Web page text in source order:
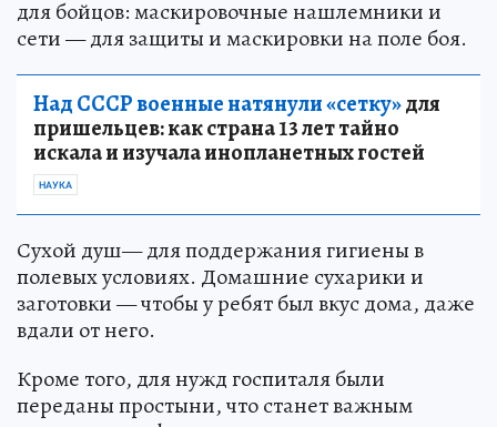
для бойцов: маскировочные нашлемники и
сети — для защиты и маскировки на поле боя.
Над СССР военные натянули «сетку»для
пришельцев: как страна 13 лет тайно
искала и изучала инопланетных гостей
НАУКА
Сухой душ— для поддержания гигиены в
полевых условиях. Домашние сухарики и
заготовки — чтобы у ребят был вкус дома, даже
вдали от него.
Кроме того, для нужд госпиталя были
переданы простыни, что станет важным